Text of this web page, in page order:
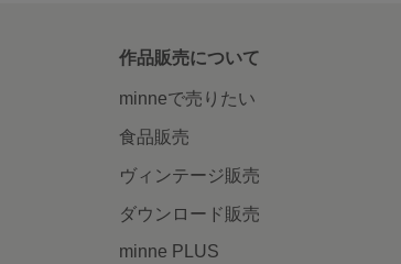
作品販売について
minneで売りたい
食品販売
ヴィンテージ販売
ダウンロード販売
minne PLUS